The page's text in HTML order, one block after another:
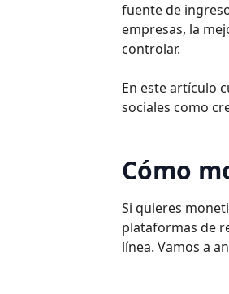
fuente de
empresas, la
controlar.
En este artículo
sociales como
Cómo
Si quieres
plataformas de
línea. Vamos a